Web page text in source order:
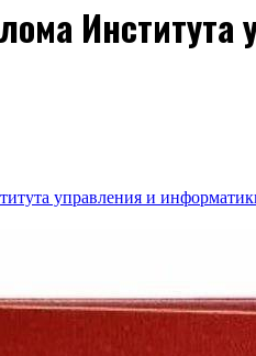
управления и